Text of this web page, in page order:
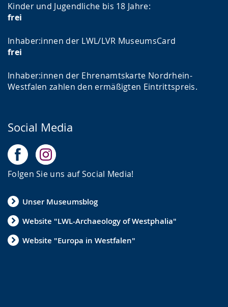
Kinder und Jugendliche bis 18 Jahre:
frei
Inhaber:innen der LWL/LVR MuseumsCard
frei
Inhaber:innen der Ehrenamtskarte Nordrhein-
Westfalen zahlen den ermäßigten Eintrittspreis.
Social Media
Folgen Sie uns auf Social Media!
Unser Museumsblog
Website "LWL-Archaeology of Westphalia"
Website "Europa in Westfalen"